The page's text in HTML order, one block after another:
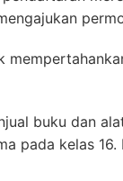
buku dan
pada kelas